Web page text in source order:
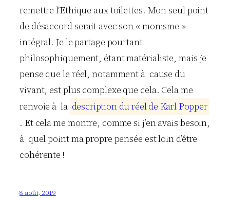
remettre l’Ethique aux toilettes. Mon seul point
de désaccord serait avec son « monisme »
intégral. Je le partage pourtant
philosophiquement, étant matérialiste, mais je
pense que le réel, notamment à cause du
vivant, est plus complexe que cela. Cela me
renvoie à la description duréelde Karl Popper
. Et cela me montre, comme si j’en avais besoin,
à quel point ma propre pensée est loin d’être
cohérente !
8 août, 2019